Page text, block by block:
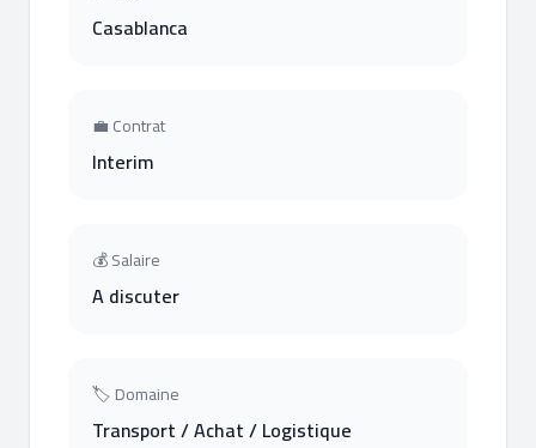
Casablanca
💼 Contrat
Interim
💰 Salaire
A discuter
🏷 Domaine
Transport / Achat / Logistique